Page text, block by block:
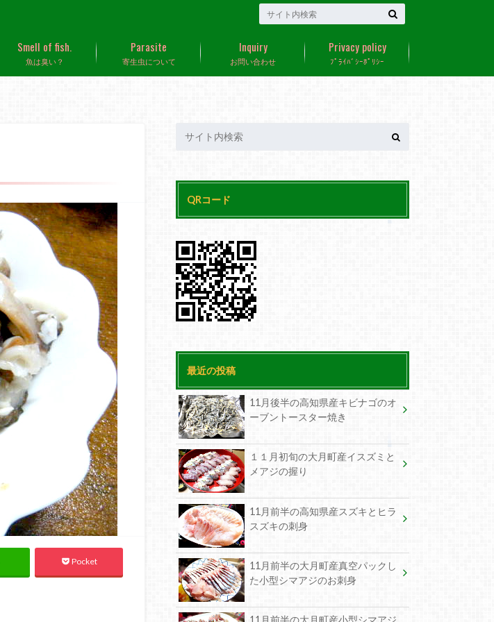
魚は臭い？
Smell of fish.
寄生虫について
Parasite
お問い合わせ
Inquiry
ﾌﾟﾗｲﾊﾞｼｰﾎﾟﾘｼｰ
Privacy policy
Pocket
QRコード
最近の投稿
11月後半の高知県産キビナゴのオ
ーブントースター焼き
１１月初旬の大月町産イスズミと
メアジの握り
11月前半の高知県産スズキとヒラ
スズキの刺身
11月前半の大月町産真空パックし
た小型シマアジのお刺身